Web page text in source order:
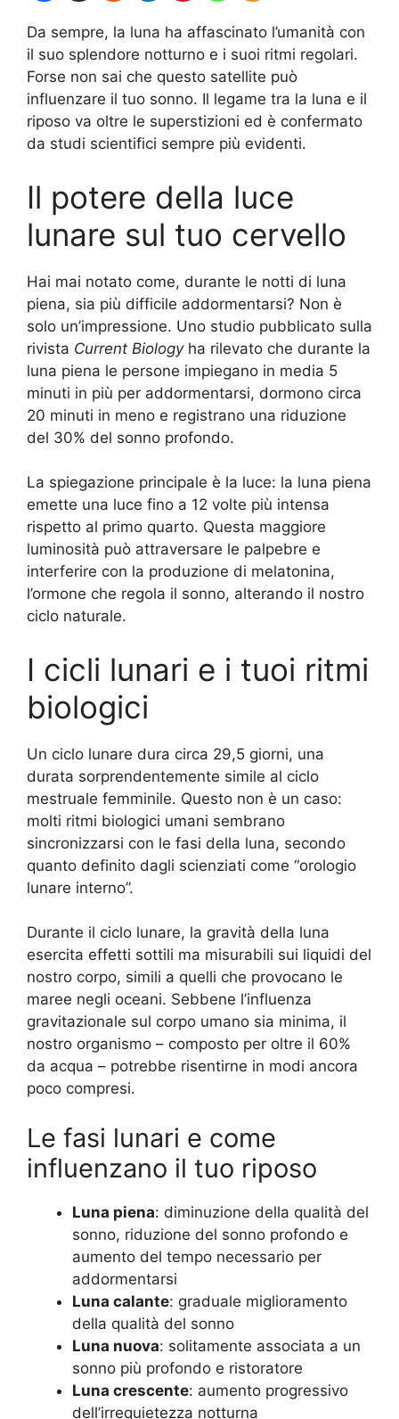
Da sempre, la luna ha affascinato l’umanità con
il suo splendore notturno e i suoi ritmi regolari.
Forse non sai che questo satellite può
influenzare il tuo sonno. Il legame tra la luna e il
riposo va oltre le superstizioni ed è confermato
da studi scientifici sempre più evidenti.
Il potere della luce
lunare sul tuo cervello
Hai mai notato come, durante le notti di luna
piena, sia più difficile addormentarsi? Non è
solo un’impressione. Uno studio pubblicato sulla
rivista Current Biologyha rilevato che durante la
luna piena le persone impiegano in media 5
minuti in più per addormentarsi, dormono circa
20 minuti in meno e registrano una riduzione
del 30% del sonno profondo.
La spiegazione principale è la luce: la luna piena
emette una luce fino a 12 volte più intensa
rispetto al primo quarto. Questa maggiore
luminosità può attraversare le palpebre e
interferire con la produzione di melatonina,
l’ormone che regola il sonno, alterando il nostro
ciclo naturale.
I cicli lunari e i tuoi ritmi
biologici
Un ciclo lunare dura circa 29,5 giorni, una
durata sorprendentemente simile al ciclo
mestruale femminile. Questo non è un caso:
molti ritmi biologici umani sembrano
sincronizzarsi con le fasi della luna, secondo
quanto definito dagli scienziati come “orologio
lunare interno”.
Durante il ciclo lunare, la gravità della luna
esercita effetti sottili ma misurabili sui liquidi del
nostro corpo, simili a quelli che provocano le
maree negli oceani. Sebbene l’influenza
gravitazionale sul corpo umano sia minima, il
nostro organismo – composto per oltre il 60%
da acqua – potrebbe risentirne in modi ancora
poco compresi.
Le fasi lunari e come
influenzano il tuo riposo
Luna piena: diminuzione della qualità del
sonno, riduzione del sonno profondo e
aumento del tempo necessario per
addormentarsi
Luna calante: graduale miglioramento
della qualità del sonno
Luna nuova: solitamente associata a un
sonno più profondo e ristoratore
Luna crescente: aumento progressivo
dell’irrequietezza notturna